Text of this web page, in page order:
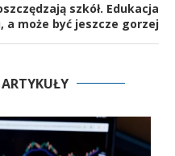
szkół. Edukacja
a może być jeszcze gorzej